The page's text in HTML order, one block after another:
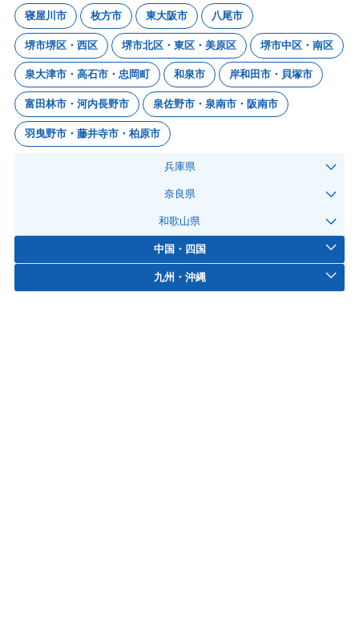
寝屋川市 枚方市 東大阪市 八尾市
堺市堺区・西区 堺市北区・東区・美原区 堺市中区・南区
泉大津市・高石市・忠岡町 和泉市 岸和田市・貝塚市
富田林市・河内長野市 泉佐野市・泉南市・阪南市
羽曳野市・藤井寺市・柏原市
兵庫県
奈良県
和歌山県
中国・四国
九州・沖縄